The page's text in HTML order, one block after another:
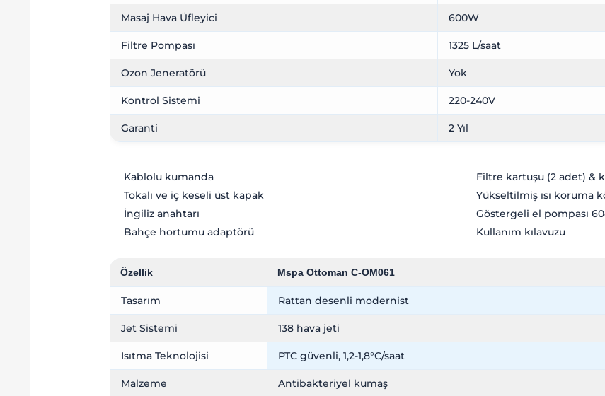
Masaj Hava Üfleyici 600W
Filtre Pompası 1325 L/saat
Ozon Jeneratörü Yok
Kontrol Sistemi 220-240V
Garanti 2 Yıl
Kablolu kumanda
Filtre kartuşu (2 adet) &
Tokalı ve iç keseli üst kapak
Yükseltilmiş ısı koruma
İngiliz anahtarı
Göstergeli el pompası
Bahçe hortumu adaptörü
Kullanım kılavuzu
Özellik Mspa Ottoman C-OM061
Tasarım Rattan desenli modernist
Jet Sistemi 138 hava jeti
Isıtma Teknolojisi PTC güvenli, 1,2-1,8°C/saat
Malzeme Antibakteriyel kumaş